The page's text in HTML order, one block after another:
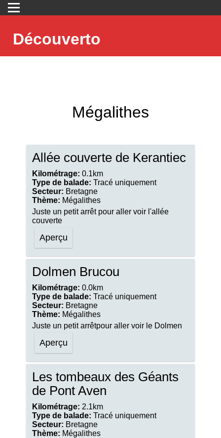
Découverto
Mégalithes
Allée couverte de Kerantiec
Kilométrage: 0.1km
Type de balade: Tracé uniquement
Secteur: Bretagne
Thème: Mégalithes
Juste un petit arrêt pour aller voir l'allée
couverte
Aperçu
Dolmen Brucou
Kilométrage: 0.0km
Type de balade: Tracé uniquement
Secteur: Bretagne
Thème: Mégalithes
Juste un petit arrêtpour aller voir le Dolmen
Aperçu
Les tombeaux des Géants
de Pont Aven
Kilométrage: 2.1km
Type de balade: Tracé uniquement
Secteur: Bretagne
Thème: Mégalithes